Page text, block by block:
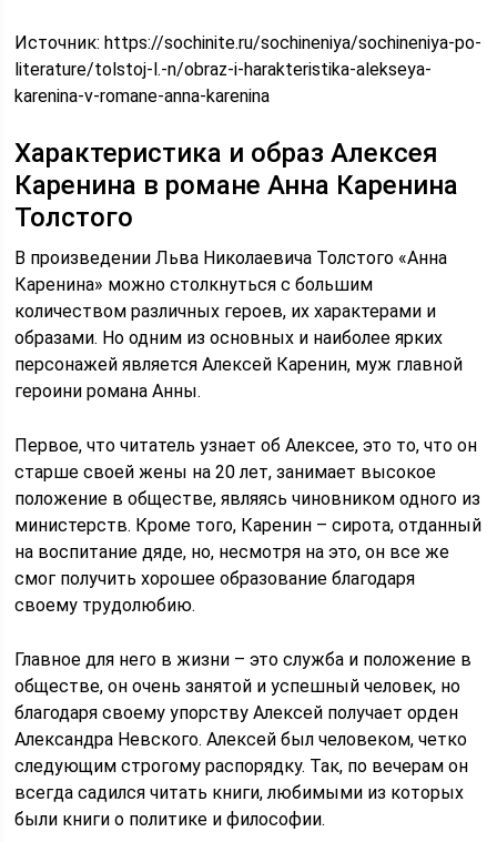
Источник:https://sochinite.ru/sochineniya/sochineniya-po-
literature/tolstoj-l.-n/obraz-i-harakteristika-alekseya-
karenina-v-romane-anna-karenina
Характеристика и образ Алексея
Каренина в романе Анна Каренина
Толстого
В произведении Льва Николаевича Толстого «Анна
Каренина» можно столкнуться с большим
количеством различных героев, их характерами и
образами. Но одним из основных и наиболее ярких
персонажей является Алексей Каренин, муж главной
героини романа Анны.
Первое, что читатель узнает об Алексее, это то, что он
старше своей жены на 20 лет, занимает высокое
положение в обществе, являясь чиновником одного из
министерств. Кроме того, Каренин – сирота, отданный
на воспитание дяде, но, несмотря на это, он все же
смог получить хорошее образование благодаря
своему трудолюбию.
Главное для него в жизни – это служба и положение в
обществе, он очень занятой и успешный человек, но
благодаря своему упорству Алексей получает орден
Александра Невского. Алексей был человеком, четко
следующим строгому распорядку. Так, по вечерам он
всегда садился читать книги, любимыми из которых
были книги о политике и философии.